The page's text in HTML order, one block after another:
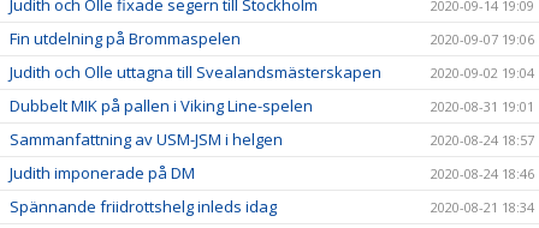
Judith och Olle fixade segern till Stockholm 2020-09-14 19:09
Fin utdelning på Brommaspelen 2020-09-07 19:06
Judith och Olle uttagna till Svealandsmästerskapen 2020-09-02 19:04
Dubbelt MIK på pallen i Viking Line-spelen 2020-08-31 19:01
Sammanfattning av USM-JSM i helgen 2020-08-24 18:57
Judith imponerade på DM 2020-08-24 18:46
Spännande friidrottshelg inleds idag 2020-08-21 18:34